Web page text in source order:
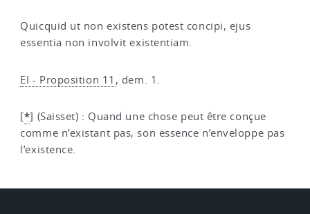
Quicquid ut non existens potest concipi, ejus
essentia non involvit existentiam.
EI - Proposition 11 , dem. 1.
[*] (Saisset) : Quand une chose peut être conçue
comme n’existant pas, son essence n’enveloppe pas
l’existence.